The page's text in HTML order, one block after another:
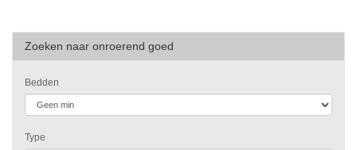
Zoeken naar onroerend goed
Bedden
Type